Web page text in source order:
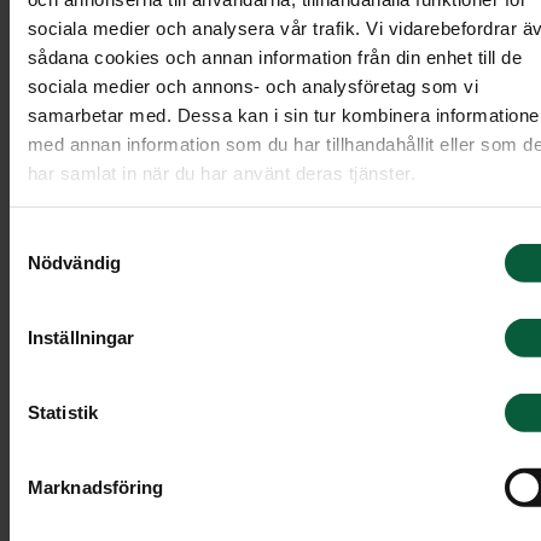
sociala medier och analysera vår trafik. Vi vidarebefordrar
sådana cookies och annan information från din enhet till de
sociala medier och annons- och analysföretag som vi
samarbetar med. Dessa kan i sin tur kombinera
med annan information som du har tillhandahållit eller som
har samlat in när du har använt deras tjänster.
Nödvändig
Inställningar
Statistik
Marknadsföring
Skapa en dödsannons
Vid vårt begravningsmöte tar vi tillsammans fram
annonsen. Inför mötet kan du gärna fundera över
dina önskemål kring:
Symbol
Dikt, vers och citat
Vilka namn som ska finnas med
Övrig information, till exempel önskemål om
klädsel
Var kan dödsannonsen publiceras?